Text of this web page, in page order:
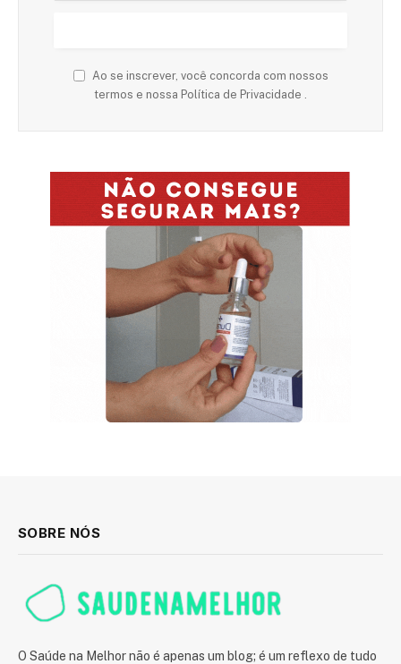
Ao se inscrever, você concorda com nossos
termos e nossa Política de Privacidade .
SOBRE NÓS
O Saúde na Melhor não é apenas um blog; é um reflexo de tudo